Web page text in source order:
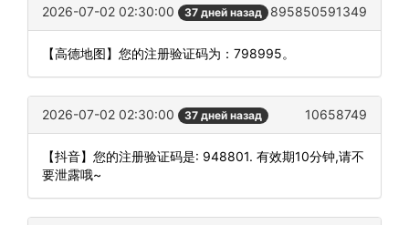
2026-07-02 02:30:00 37 дней назад 895850591349
【高德地图】您的注册验证码为：798995。
2026-07-02 02:30:00 37 дней назад 10658749
【抖音】您的注册验证码是: 948801. 有效期10分钟,请不
要泄露哦~